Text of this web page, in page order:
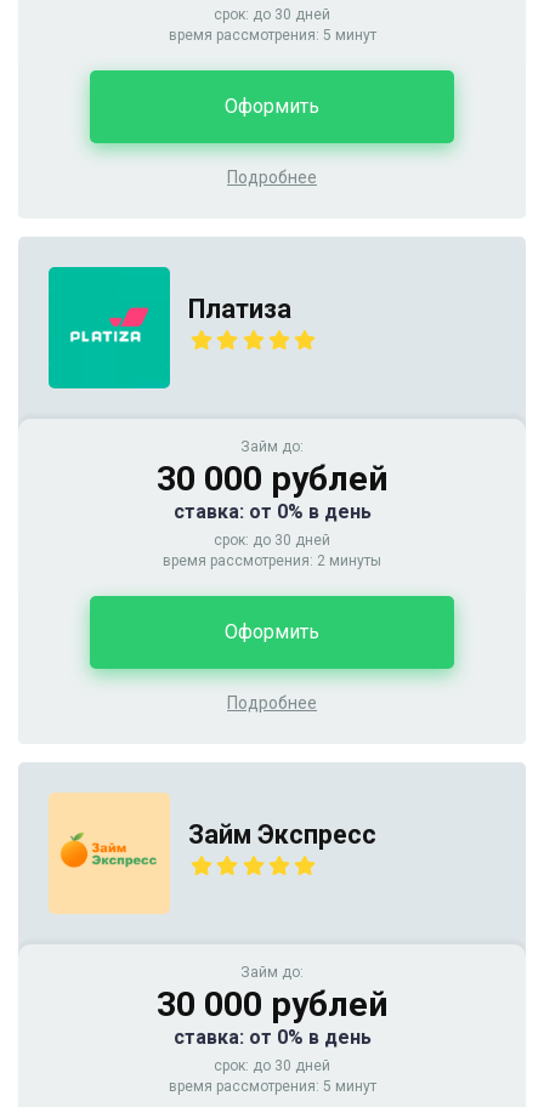
срок: до 30 дней
время рассмотрения: 5 минут
Подробнее
Оформить
Платиза
Займ до:
30 000 рублей
ставка: от 0% в день
срок: до 30 дней
время рассмотрения: 2 минуты
Подробнее
Оформить
Займ Экспресс
Займ до:
30 000 рублей
ставка: от 0% в день
срок: до 30 дней
время рассмотрения: 5 минут